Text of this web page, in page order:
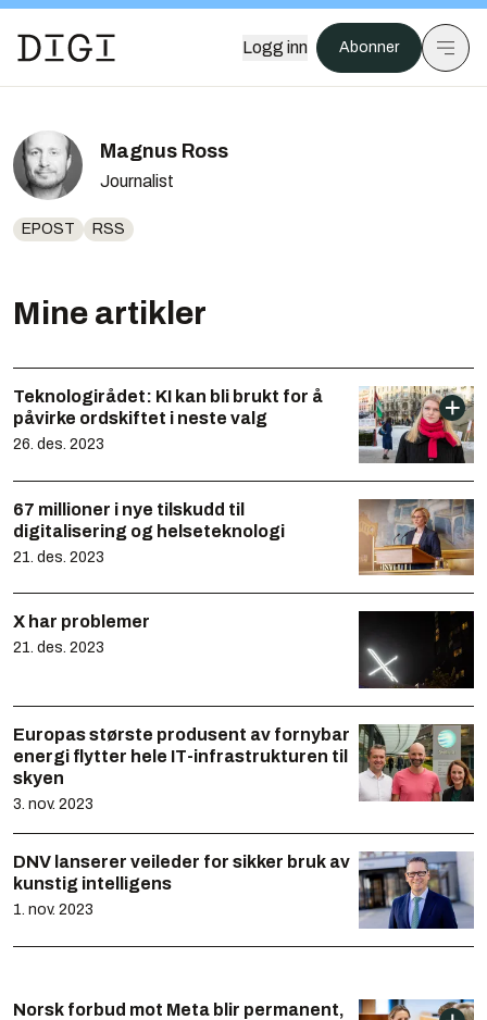
Logg inn Abonner
Magnus Ross
Journalist
EPOST RSS
Mine artikler
Teknologirådet: KI kan bli brukt for å
påvirke ordskiftet i neste valg
26. des. 2023
67 millioner i nye tilskudd til
digitalisering og helseteknologi
21. des. 2023
X har problemer
21. des. 2023
Europas største produsent av fornybar
energi flytter hele IT-infrastrukturen til
skyen
3. nov. 2023
DNV lanserer veileder for sikker bruk av
kunstig intelligens
1. nov. 2023
Norsk forbud mot Meta blir permanent,